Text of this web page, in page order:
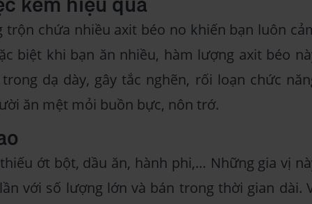
kém hiệu quả
trộn chứa nhiều axit béo no khiến bạn luôn
biệt khi bạn ăn nhiều, hàm lượng axit béo
dạ dày, gây tắc nghẽn, rối loạn chức
ăn mệt mỏi buồn bực, nôn trớ.
ớt bột, dầu ăn, hành phi,… Những gia vị
với số lượng lớn và bán trong thời gian dài.